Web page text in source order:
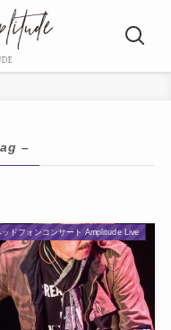
–
ッドフォンコンサート Amplitude Live